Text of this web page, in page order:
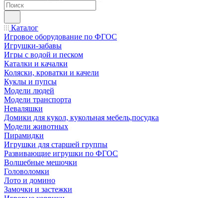
Каталог
Игровое оборудование по ФГОС
Игрушки-забавы
Игры с водой и песком
Каталки и качалки
Коляски, кроватки и качели
Куклы и пупсы
Модели людей
Модели транспорта
Неваляшки
Домики для кукол, кукольная мебель,посудка
Модели животных
Пирамидки
Игрушки для старшей группы
Развивающие игрушки по ФГОС
Волшебные мешочки
Головоломки
Лото и домино
Замочки и застежки